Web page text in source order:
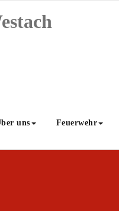
uns Feuerwehr